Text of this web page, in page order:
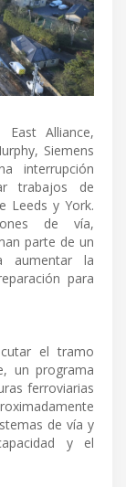
East Alliance,
Siemens
interrupción
trabajos de
Leeds y York.
de vía,
parte de un
aumentar la
para
el tramo
un programa
ferroviarias
de vía y
y el